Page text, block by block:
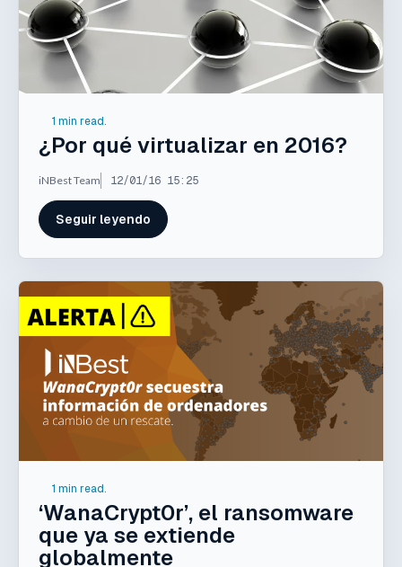
1 min read.
¿Por qué virtualizar en 2016?
iNBest Team 12/01/16 15:25
Seguir leyendo
1 min read.
‘WanaCrypt0r’, el ransomware
que ya se extiende
globalmente